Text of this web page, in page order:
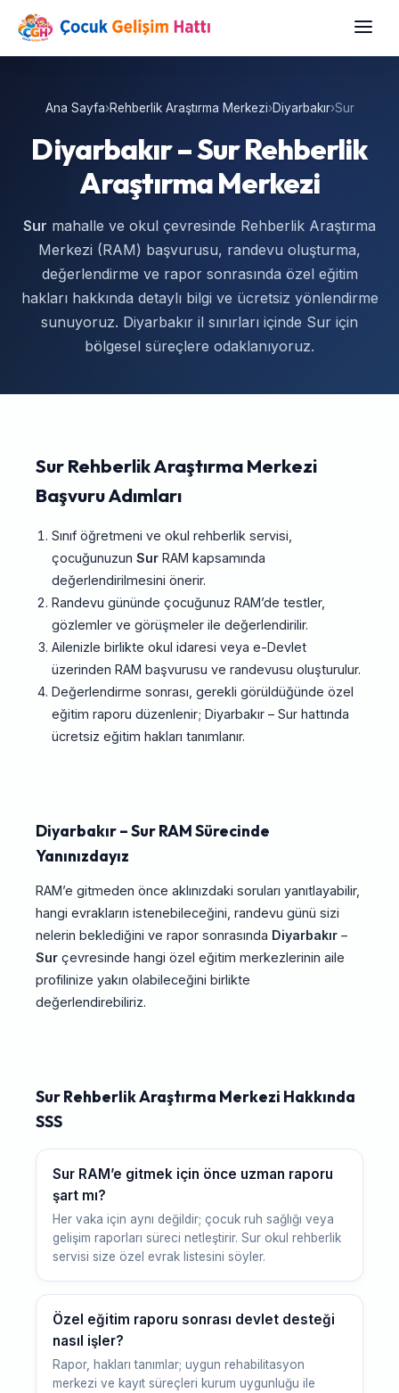
Ana Sayfa›Rehberlik Araştırma Merkezi›Diyarbakır›Sur
Diyarbakır – Sur Rehberlik
Araştırma Merkezi
Sur mahalle ve okul çevresinde Rehberlik Araştırma
Merkezi (RAM) başvurusu, randevu oluşturma,
değerlendirme ve rapor sonrasında özel eğitim
hakları hakkında detaylı bilgi ve ücretsiz yönlendirme
sunuyoruz. Diyarbakır il sınırları içinde Sur için
bölgesel süreçlere odaklanıyoruz.
Sur Rehberlik Araştırma Merkezi
Başvuru Adımları
Sınıf öğretmeni ve okul rehberlik servisi,
çocuğunuzun SurRAM kapsamında
değerlendirilmesini önerir.
Randevu gününde çocuğunuz RAM’de testler,
gözlemler ve görüşmeler ile değerlendirilir.
Ailenizle birlikte okul idaresi veya e-Devlet
üzerinden RAM başvurusu ve randevusu oluşturulur.
Değerlendirme sonrası, gerekli görüldüğünde özel
eğitim raporu düzenlenir; Diyarbakır – Sur hattında
ücretsiz eğitim hakları tanımlanır.
Diyarbakır – Sur RAM Sürecinde
Yanınızdayız
RAM’e gitmeden önce aklınızdaki soruları yanıtlayabilir,
hangi evrakların istenebileceğini, randevu günü sizi
nelerin beklediğini ve rapor sonrasında Diyarbakır –
Sur çevresinde hangi özel eğitim merkezlerinin aile
profilinize yakın olabileceğini birlikte
değerlendirebiliriz.
Sur Rehberlik Araştırma Merkezi Hakkında
SSS
Sur RAM’e gitmek için önce uzman raporu
şart mı?
Her vaka için aynı değildir; çocuk ruh sağlığı veya
gelişim raporları süreci netleştirir. Sur okul rehberlik
servisi size özel evrak listesini söyler.
Özel eğitim raporu sonrası devlet desteği
nasıl işler?
Rapor, hakları tanımlar; uygun rehabilitasyon
merkezi ve kayıt süreçleri kurum uygunluğu ile